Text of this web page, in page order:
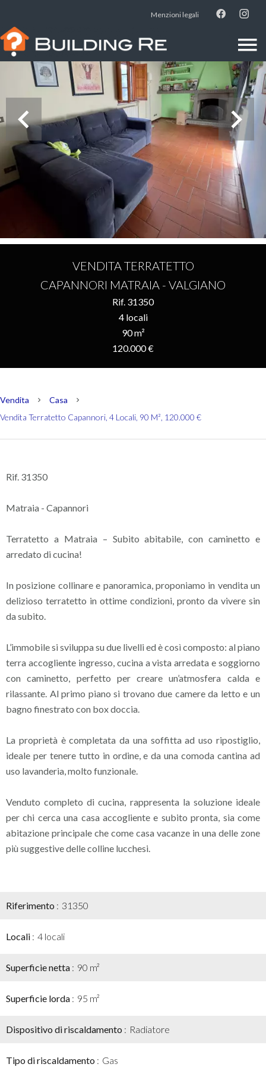
Menzioni legali
VENDITA TERRATETTO
CAPANNORI MATRAIA - VALGIANO
Rif. 31350
4 locali
90 m²
120.000 €
Vendita
Casa
Vendita Terratetto Capannori, 4 Locali, 90 M², 120.000 €
Rif. 31350
Matraia - Capannori
Terratetto a Matraia – Subito abitabile, con caminetto e
arredato di cucina!
In posizione collinare e panoramica, proponiamo in vendita un
delizioso terratetto in ottime condizioni, pronto da vivere sin
da subito.
L’immobile si sviluppa su due livelli ed è così composto: al piano
terra accogliente ingresso, cucina a vista arredata e soggiorno
con caminetto, perfetto per creare un’atmosfera calda e
rilassante. Al primo piano si trovano due camere da letto e un
bagno finestrato con box doccia.
La proprietà è completata da una soffitta ad uso ripostiglio,
ideale per tenere tutto in ordine, e da una comoda cantina ad
uso lavanderia, molto funzionale.
Venduto completo di cucina, rappresenta la soluzione ideale
per chi cerca una casa accogliente e subito pronta, sia come
abitazione principale che come casa vacanze in una delle zone
più suggestive delle colline lucchesi.
Riferimento 31350
Locali 4 locali
Superficie netta 90 m²
Superficie lorda 95 m²
Dispositivo di riscaldamento Radiatore
Tipo di riscaldamento Gas